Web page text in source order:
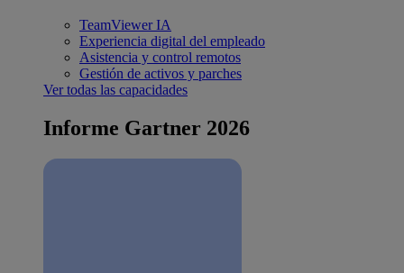
TeamViewer IA
Experiencia digital del empleado
Asistencia y control remotos
Gestión de activos y parches
Ver todas las capacidades
Informe Gartner 2026